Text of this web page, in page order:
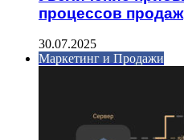
процессов продаж
30.07.2025
Маркетинг и Продажи